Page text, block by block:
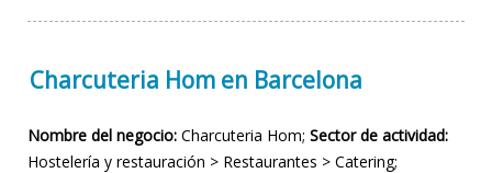
Charcuteria Hom en Barcelona
Nombre del negocio: Charcuteria Hom; Sector de actividad:
Hostelería y restauración > Restaurantes > Catering;